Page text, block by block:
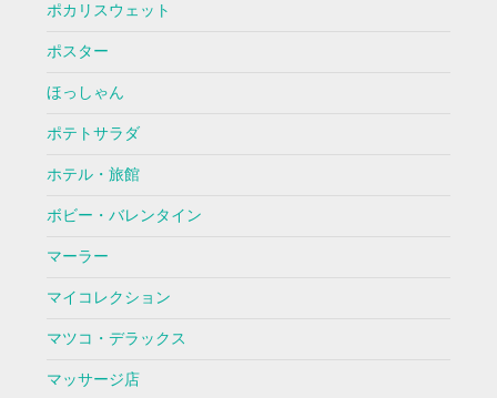
ポカリスウェット
ポスター
ほっしゃん
ポテトサラダ
ホテル・旅館
ボビー・バレンタイン
マーラー
マイコレクション
マツコ・デラックス
マッサージ店